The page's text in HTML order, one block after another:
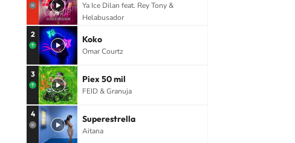
Ya Ice Dilan feat. Rey Tony &
Helabusador
2 Koko
Omar Courtz
3 Piex 50 mil
FEID & Granuja
4 Superestrella
Aitana